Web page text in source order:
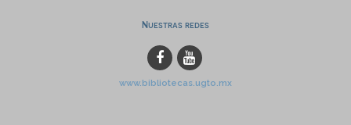
Nuestras redes
www.bibliotecas.ugto.mx